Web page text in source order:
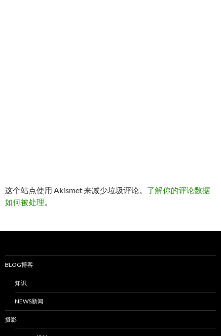
这个站点使用 Akismet 来减少垃圾评论。 了解你的评论数据
如何被处理
BLOG博客
知识
NEWS新闻
摄影